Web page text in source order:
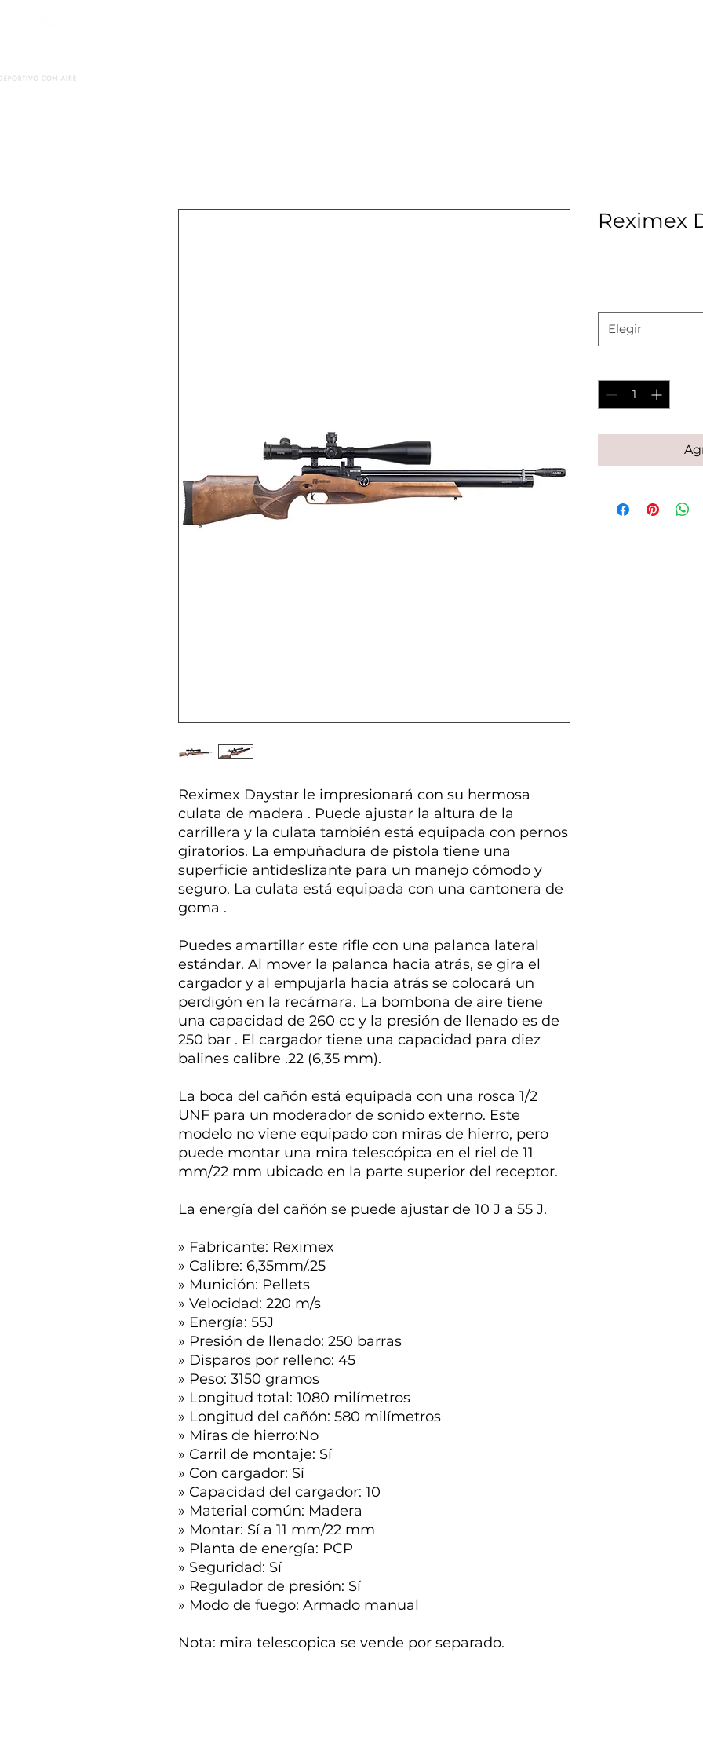
Reximex Daystar le impresionará con su hermosa
culata de madera . Puede ajustar la altura de la
carrillera y la culata también está equipada con pernos
giratorios. La empuñadura de pistola tiene una
superficie antideslizante para un manejo cómodo y
seguro. La culata está equipada con una cantonera de
goma .
Puedes amartillar este rifle con una palanca lateral
estándar. Al mover la palanca hacia atrás, se gira el
cargador y al empujarla hacia atrás se colocará un
perdigón en la recámara. La bombona de aire tiene
una capacidad de 260 cc y la presión de llenado es de
250 bar . El cargador tiene una capacidad para diez
balines calibre .22 (6,35 mm).
La boca del cañón está equipada con una rosca 1/2
UNF para un moderador de sonido externo. Este
modelo no viene equipado con miras de hierro, pero
puede montar una mira telescópica en el riel de 11
mm/22 mm ubicado en la parte superior del receptor.
La energía del cañón se puede ajustar de 10 J a 55 J.
» Fabricante: Reximex
» Calibre: 6,35mm/.25
» Munición: Pellets
» Velocidad: 220 m/s
» Energía: 55J
» Presión de llenado: 250 barras
» Disparos por relleno: 45
» Peso: 3150 gramos
» Longitud total: 1080 milímetros
» Longitud del cañón: 580 milímetros
» Miras de hierro:No
» Carril de montaje: Sí
» Con cargador: Sí
» Capacidad del cargador: 10
» Material común: Madera
» Montar: Sí a 11 mm/22 mm
» Planta de energía: PCP
» Seguridad: Sí
» Regulador de presión: Sí
» Modo de fuego: Armado manual
Nota: mira telescopica se vende por separado.
Reximex
Elegir